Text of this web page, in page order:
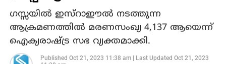
ഗസ്സയില്‍ ഇസ്‌റാഈല്‍ നടത്തുന്ന
ആക്രമണത്തില്‍ മരണസംഖ്യ 4,137 ആയെന്ന്
ഐക്യരാഷ്ട്ര സഭ വ്യക്തമാക്കി.
Published Oct 21, 2023 11:38 am| Last Updated Oct 21, 2023